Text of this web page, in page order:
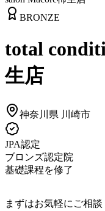
BRONZE
total
生店
神奈川県 川崎市
JPA認定
ブロンズ認定院
基礎課程を修了
まずはお気軽にご相